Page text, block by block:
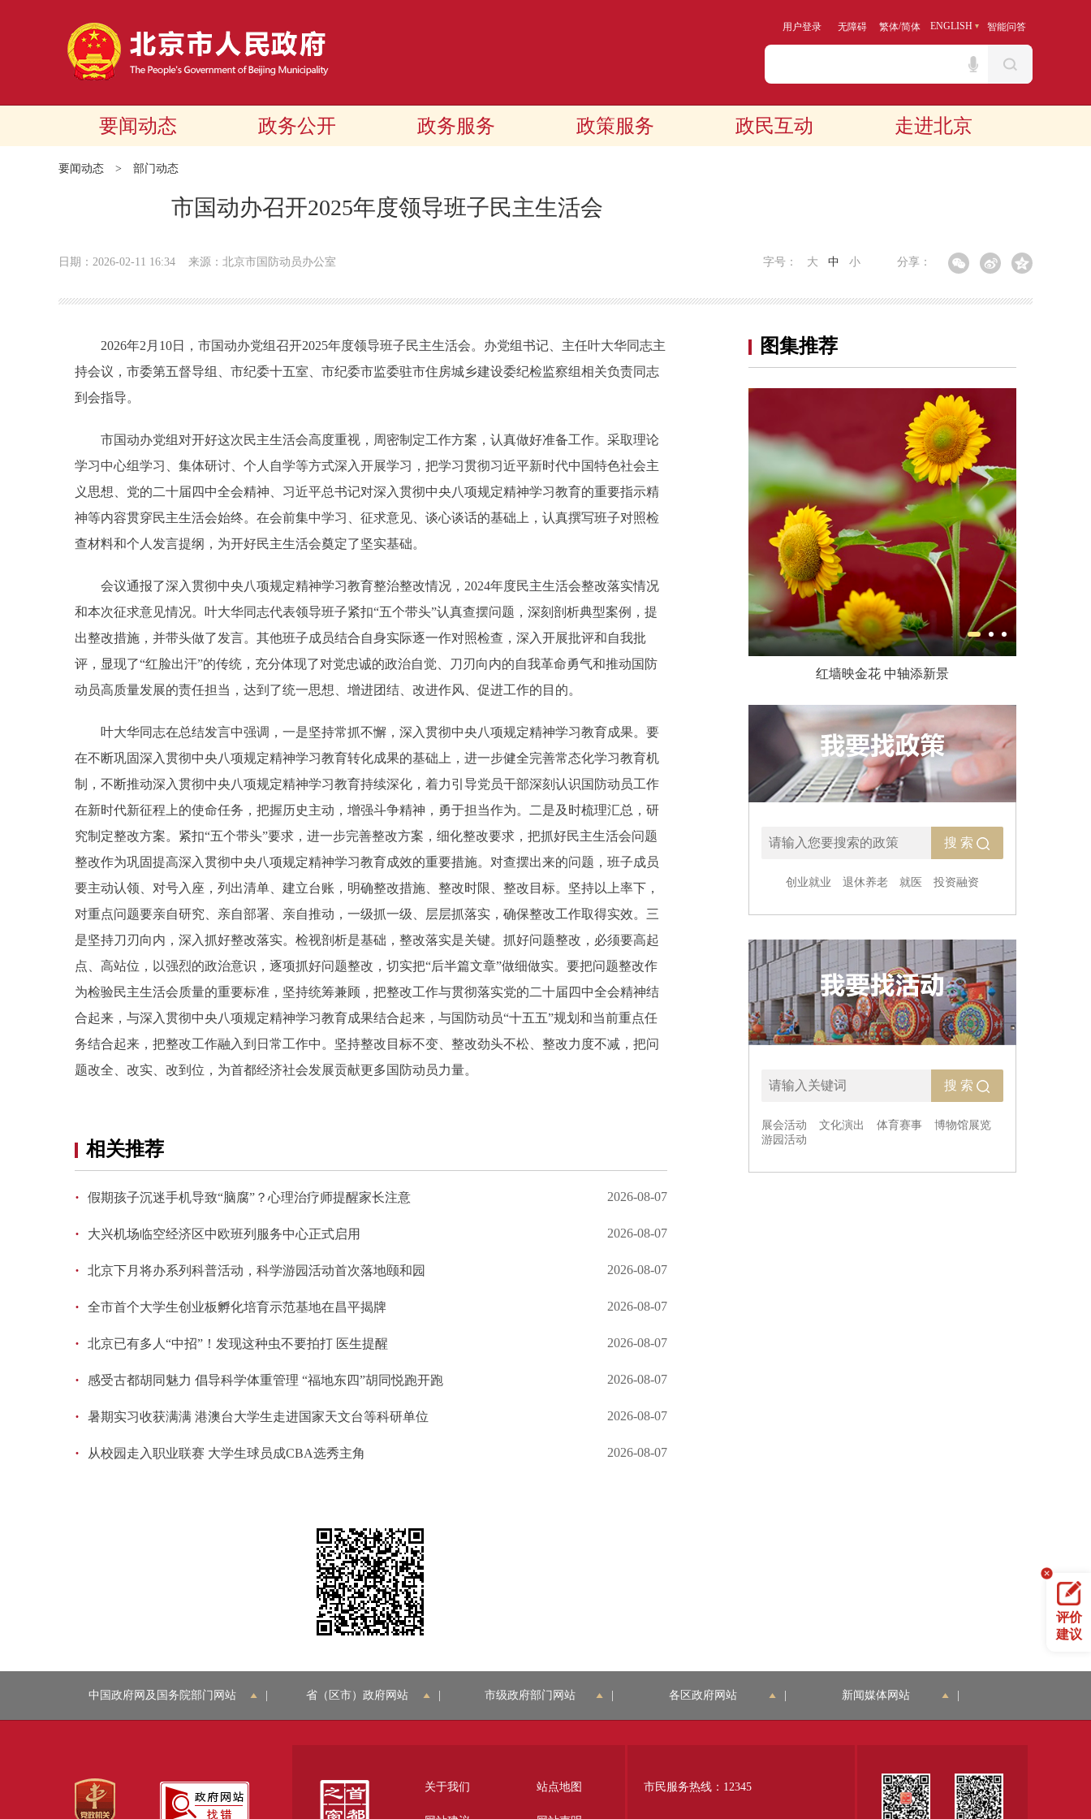
用户登录 无障碍 繁体/简体 ENGLISH 智能问答
要闻动态 政务公开 政务服务 政策服务 政民互动 走进北京
要闻动态 > 部门动态
市国动办召开2025年度领导班子民主生活会
日期：2026-02-11 16:34 来源：北京市国防动员办公室 分享：
字号： 大 中 小
2026年2月10日，市国动办党组召开2025年度领导班子民主生活会。办党组书记、主任叶大华同志主
持会议，市委第五督导组、市纪委十五室、市纪委市监委驻市住房城乡建设委纪检监察组相关负责同志
到会指导。
市国动办党组对开好这次民主生活会高度重视，周密制定工作方案，认真做好准备工作。采取理论
学习中心组学习、集体研讨、个人自学等方式深入开展学习，把学习贯彻习近平新时代中国特色社会主
义思想、党的二十届四中全会精神、习近平总书记对深入贯彻中央八项规定精神学习教育的重要指示精
神等内容贯穿民主生活会始终。在会前集中学习、征求意见、谈心谈话的基础上，认真撰写班子对照检
查材料和个人发言提纲，为开好民主生活会奠定了坚实基础。
会议通报了深入贯彻中央八项规定精神学习教育整治整改情况，2024年度民主生活会整改落实情况
和本次征求意见情况。叶大华同志代表领导班子紧扣“五个带头”认真查摆问题，深刻剖析典型案例，提
出整改措施，并带头做了发言。其他班子成员结合自身实际逐一作对照检查，深入开展批评和自我批
评，显现了“红脸出汗”的传统，充分体现了对党忠诚的政治自觉、刀刃向内的自我革命勇气和推动国防
动员高质量发展的责任担当，达到了统一思想、增进团结、改进作风、促进工作的目的。
叶大华同志在总结发言中强调，一是坚持常抓不懈，深入贯彻中央八项规定精神学习教育成果。要
在不断巩固深入贯彻中央八项规定精神学习教育转化成果的基础上，进一步健全完善常态化学习教育机
制，不断推动深入贯彻中央八项规定精神学习教育持续深化，着力引导党员干部深刻认识国防动员工作
在新时代新征程上的使命任务，把握历史主动，增强斗争精神，勇于担当作为。二是及时梳理汇总，研
究制定整改方案。紧扣“五个带头”要求，进一步完善整改方案，细化整改要求，把抓好民主生活会问题
整改作为巩固提高深入贯彻中央八项规定精神学习教育成效的重要措施。对查摆出来的问题，班子成员
要主动认领、对号入座，列出清单、建立台账，明确整改措施、整改时限、整改目标。坚持以上率下，
对重点问题要亲自研究、亲自部署、亲自推动，一级抓一级、层层抓落实，确保整改工作取得实效。三
是坚持刀刃向内，深入抓好整改落实。检视剖析是基础，整改落实是关键。抓好问题整改，必须要高起
点、高站位，以强烈的政治意识，逐项抓好问题整改，切实把“后半篇文章”做细做实。要把问题整改作
为检验民主生活会质量的重要标准，坚持统筹兼顾，把整改工作与贯彻落实党的二十届四中全会精神结
合起来，与深入贯彻中央八项规定精神学习教育成果结合起来，与国防动员“十五五”规划和当前重点任
务结合起来，把整改工作融入到日常工作中。坚持整改目标不变、整改劲头不松、整改力度不减，把问
题改全、改实、改到位，为首都经济社会发展贡献更多国防动员力量。
相关推荐
· 假期孩子沉迷手机导致“脑腐”？心理治疗师提醒家长注意 2026-08-07
· 大兴机场临空经济区中欧班列服务中心正式启用 2026-08-07
· 北京下月将办系列科普活动，科学游园活动首次落地颐和园 2026-08-07
· 全市首个大学生创业板孵化培育示范基地在昌平揭牌 2026-08-07
· 北京已有多人“中招”！发现这种虫不要拍打 医生提醒 2026-08-07
· 感受古都胡同魅力 倡导科学体重管理 “福地东四”胡同悦跑开跑 2026-08-07
· 暑期实习收获满满 港澳台大学生走进国家天文台等科研单位 2026-08-07
· 从校园走入职业联赛 大学生球员成CBA选秀主角 2026-08-07
图集推荐
评价
建议
中国政府网及国务院部门网站 省（区市）政府网站 市级政府部门网站 各区政府网站 新闻媒体网站
关于我们 站点地图 市民服务热线：12345